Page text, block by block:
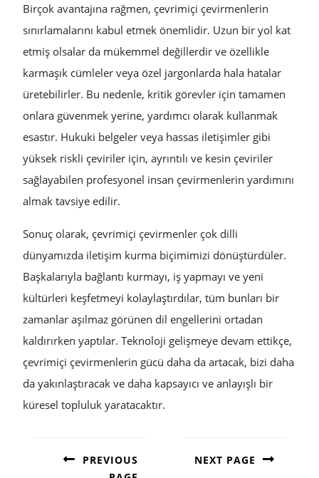
Birçok avantajına rağmen, çevrimiçi çevirmenlerin
sınırlamalarını kabul etmek önemlidir. Uzun bir yol kat
etmiş olsalar da mükemmel değillerdir ve özellikle
karmaşık cümleler veya özel jargonlarda hala hatalar
üretebilirler. Bu nedenle, kritik görevler için tamamen
onlara güvenmek yerine, yardımcı olarak kullanmak
esastır. Hukuki belgeler veya hassas iletişimler gibi
yüksek riskli çeviriler için, ayrıntılı ve kesin çeviriler
sağlayabilen profesyonel insan çevirmenlerin yardımını
almak tavsiye edilir.
Sonuç olarak, çevrimiçi çevirmenler çok dilli
dünyamızda iletişim kurma biçimimizi dönüştürdüler.
Başkalarıyla bağlantı kurmayı, iş yapmayı ve yeni
kültürleri keşfetmeyi kolaylaştırdılar, tüm bunları bir
zamanlar aşılmaz görünen dil engellerini ortadan
kaldırırken yaptılar. Teknoloji gelişmeye devam ettikçe,
çevrimiçi çevirmenlerin gücü daha da artacak, bizi daha
da yakınlaştıracak ve daha kapsayıcı ve anlayışlı bir
küresel topluluk yaratacaktır.
NAVIGATION
PREVIOUS
NEXT PAGE